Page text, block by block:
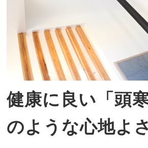
健康に良い「頭寒
のような心地よさ